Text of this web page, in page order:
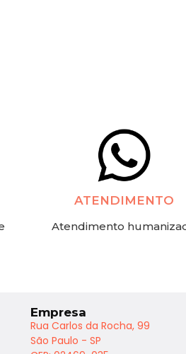
ATENDIMENTO
Atendimento
Empresa
Rua Carlos da Rocha, 99
São Paulo - SP